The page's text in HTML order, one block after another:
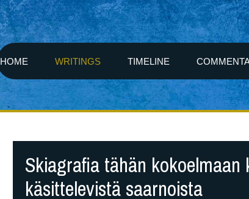
HOME WRITINGS TIMELINE
Skiagrafia tähän
käsittelevistä saarnoista